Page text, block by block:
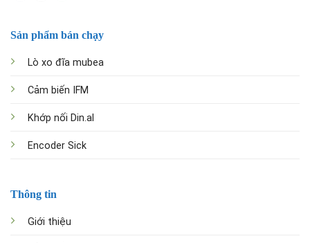
Sản phẩm bán chạy
Lò xo đĩa mubea
Cảm biến IFM
Khớp nối Din.al
Encoder Sick
Thông tin
Giới thiệu